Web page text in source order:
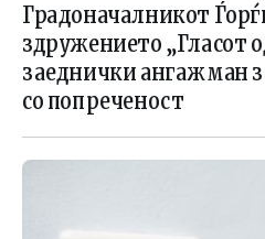
Градоначалникот
здружението „Гласот
заеднички ангажман
со попреченост